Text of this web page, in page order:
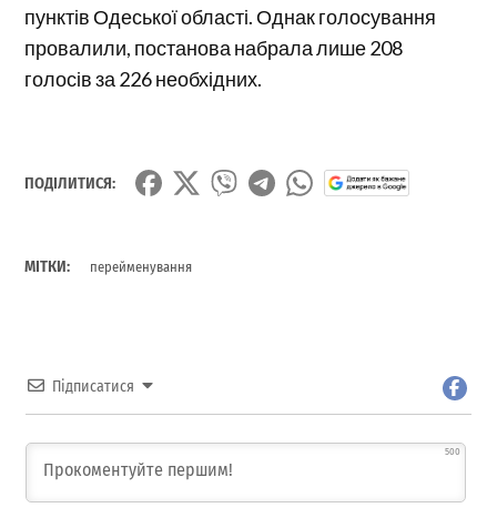
пунктів Одеської області. Однак голосування
провалили, постанова набрала лише 208
голосів за 226 необхідних.
ПОДІЛИТИСЯ:
МІТКИ: перейменування
Підписатися
500